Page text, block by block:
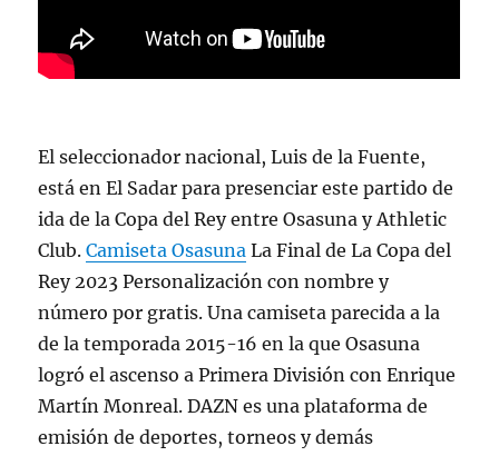
El seleccionador nacional, Luis de la Fuente,
está en El Sadar para presenciar este partido de
ida de la Copa del Rey entre Osasuna y Athletic
Club.Camiseta Osasuna La Final de La Copa del
Rey 2023 Personalización con nombre y
número por gratis. Una camiseta parecida a la
de la temporada 2015-16 en la que Osasuna
logró el ascenso a Primera División con Enrique
Martín Monreal. DAZN es una plataforma de
emisión de deportes, torneos y demás